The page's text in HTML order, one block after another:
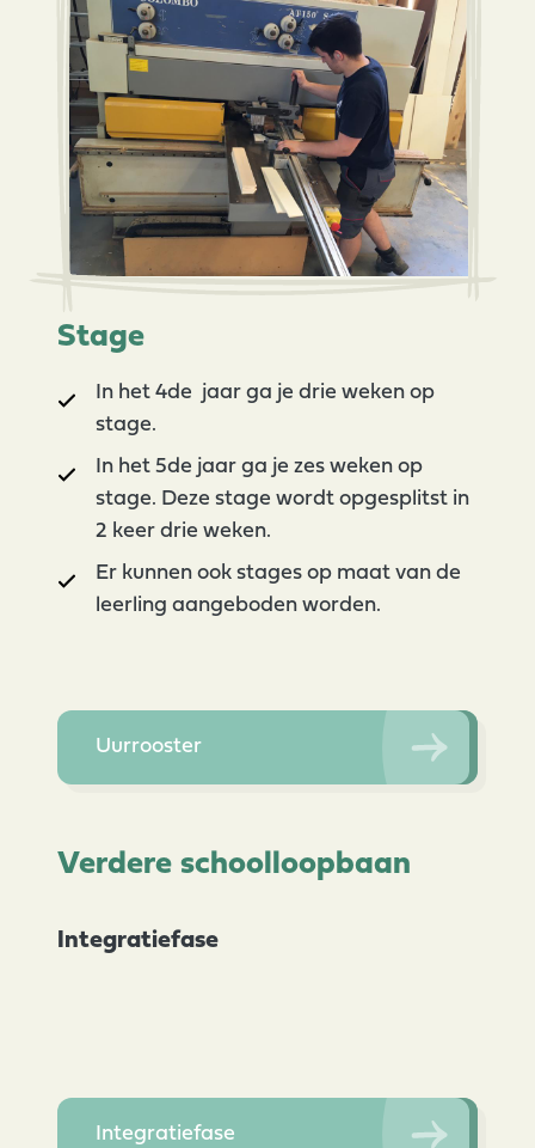
Stage
In het 4de jaar ga je drie weken op
stage.
In het 5de jaar ga je zes weken op
stage. Deze stage wordt opgesplitst in
2 keer drie weken.
Er kunnen ook stages op maat van de
leerling aangeboden worden.
Uurrooster
Verdere schoolloopbaan
Integratiefase
Integratiefase